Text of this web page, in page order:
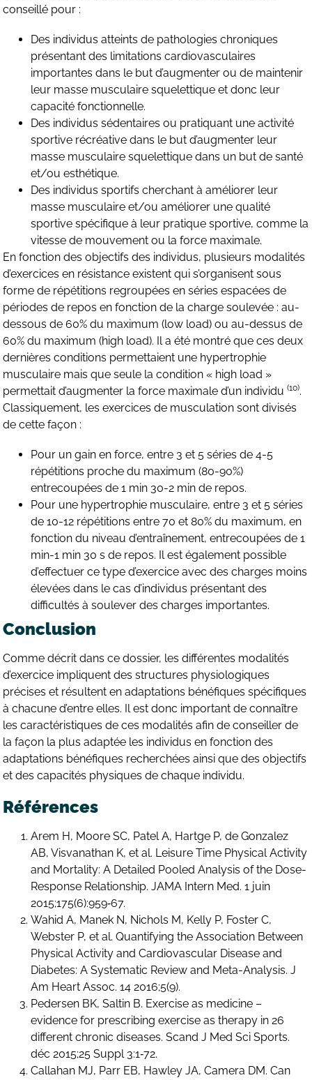
conseillé pour :
Des individus atteints de pathologies chroniques
présentant des limitations cardiovasculaires
importantes dans le but d’augmenter ou de maintenir
leur masse musculaire squelettique et donc leur
capacité fonctionnelle.
Des individus sédentaires ou pratiquant une activité
sportive récréative dans le but d’augmenter leur
masse musculaire squelettique dans un but de santé
et/ou esthétique.
Des individus sportifs cherchant à améliorer leur
masse musculaire et/ou améliorer une qualité
sportive spécifique à leur pratique sportive, comme la
vitesse de mouvement ou la force maximale.
En fonction des objectifs des individus, plusieurs modalités
d’exercices en résistance existent qui s’organisent sous
forme de répétitions regroupées en séries espacées de
périodes de repos en fonction de la charge soulevée : au-
dessous de 60% du maximum (low load) ou au-dessus de
60% du maximum (high load). Il a été montré que ces deux
dernières conditions permettaient une hypertrophie
musculaire mais que seule la condition « high load »
permettait d’augmenter la force maximale d’un individu(10).
Classiquement, les exercices de musculation sont divisés
de cette façon :
Pour un gain en force, entre 3 et 5 séries de 4-5
répétitions proche du maximum (80-90%)
entrecoupées de 1 min 30-2 min de repos.
Pour une hypertrophie musculaire, entre 3 et 5 séries
de 10-12 répétitions entre 70 et 80% du maximum, en
fonction du niveau d’entraînement, entrecoupées de 1
min-1 min 30 s de repos. Il est également possible
d’effectuer ce type d’exercice avec des charges moins
élevées dans le cas d’individus présentant des
difficultés à soulever des charges importantes.
Conclusion
Comme décrit dans ce dossier, les différentes modalités
d’exercice impliquent des structures physiologiques
précises et résultent en adaptations bénéfiques spécifiques
à chacune d’entre elles. Il est donc important de connaître
les caractéristiques de ces modalités afin de conseiller de
la façon la plus adaptée les individus en fonction des
adaptations bénéfiques recherchées ainsi que des objectifs
et des capacités physiques de chaque individu.
Références
Arem H, Moore SC, Patel A, Hartge P, de Gonzalez
AB, Visvanathan K, et al. Leisure Time Physical Activity
and Mortality: A Detailed Pooled Analysis of the Dose-
Response Relationship. JAMA Intern Med. 1 juin
2015;175(6):959‑67.
Wahid A, Manek N, Nichols M, Kelly P, Foster C,
Webster P, et al. Quantifying the Association Between
Physical Activity and Cardiovascular Disease and
Diabetes: A Systematic Review and Meta-Analysis. J
Am Heart Assoc. 14 2016;5(9).
Pedersen BK, Saltin B. Exercise as medicine –
evidence for prescribing exercise as therapy in 26
different chronic diseases. Scand J Med Sci Sports.
déc 2015;25 Suppl 3:1‑72.
Callahan MJ, Parr EB, Hawley JA, Camera DM. Can